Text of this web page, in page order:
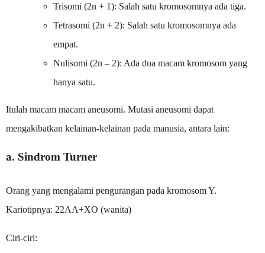
Trisomi (2n + 1): Salah satu kromosomnya ada tiga.
Tetrasomi (2n + 2): Salah satu kromosomnya ada
empat.
Nulisomi (2n – 2): Ada dua macam kromosom yang
hanya satu.
Itulah macam macam aneusomi. Mutasi aneusomi dapat
mengakibatkan kelainan-kelainan pada manusia, antara lain:
a. Sindrom Turner
Orang yang mengalami pengurangan pada kromosom Y.
Kariotipnya: 22AA+XO (wanita)
Ciri-ciri: